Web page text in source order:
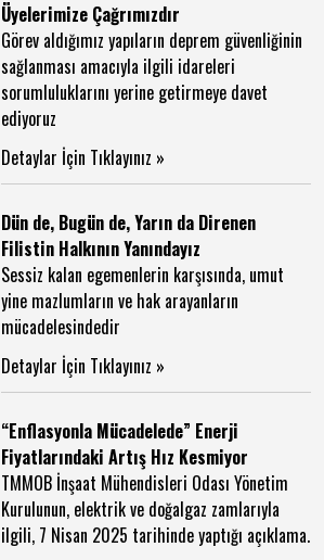
Üyelerimize Çağrımızdır
Görev aldığımız yapıların deprem güvenliğinin
sağlanması amacıyla ilgili idareleri
sorumluluklarını yerine getirmeye davet
ediyoruz
Detaylar İçin Tıklayınız »
Dün de, Bugün de, Yarın da Direnen
Filistin Halkının Yanındayız
Sessiz kalan egemenlerin karşısında, umut
yine mazlumların ve hak arayanların
mücadelesindedir
Detaylar İçin Tıklayınız »
“Enflasyonla Mücadelede” Enerji
Fiyatlarındaki Artış Hız Kesmiyor
TMMOB İnşaat Mühendisleri Odası Yönetim
Kurulunun, elektrik ve doğalgaz zamlarıyla
ilgili, 7 Nisan 2025 tarihinde yaptığı açıklama.